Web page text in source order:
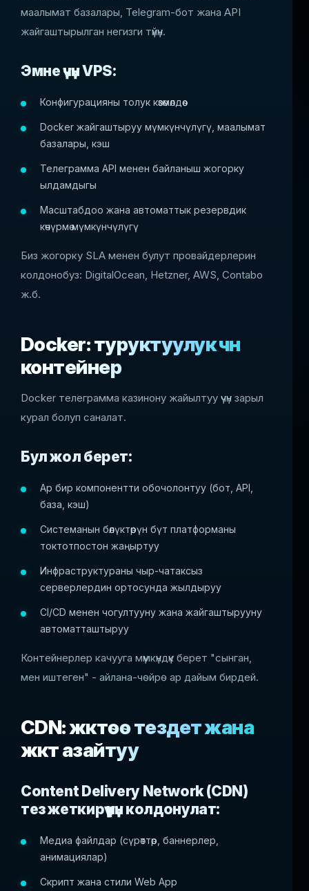
маалымат базалары, Telegram-бот жана API
жайгаштырылган негизги түйүн.
Эмне үчүн VPS:
Конфигурацияны толук көзөмөлдөө
Docker жайгаштыруу мүмкүнчүлүгү, маалымат
базалары, кэш
Телеграмма API менен байланыш жогорку
ылдамдыгы
Масштабдоо жана автоматтык резервдик
көчүрмө мүмкүнчүлүгү
Биз жогорку SLA менен булут провайдерлерин
колдонобуз: DigitalOcean, Hetzner, AWS, Contabo
ж.б.
Docker: туруктуулук үчүн
контейнер
Docker телеграмма казинону жайылтуу үчүн зарыл
курал болуп саналат.
Бул жол берет:
Ар бир компонентти обочолонтуу (бот, API,
база, кэш)
Системанын бөлүктөрүн бүт платформаны
токтотпостон жаңыртуу
Инфраструктураны чыр-чатаксыз
серверлердин ортосунда жылдыруу
CI/CD менен чогултууну жана жайгаштырууну
автоматташтыруу
Контейнерлер качууга мүмкүндүк берет "сынган,
мен иштеген" - айлана-чөйрө ар дайым бирдей.
CDN: жүктөө тездетүү жана
жүктү азайтуу
Content Delivery Network (CDN)
тез жеткирүү үчүн колдонулат:
Медиа файлдар (сүрөттөр, баннерлер,
анимациялар)
Скрипт жана стили Web App